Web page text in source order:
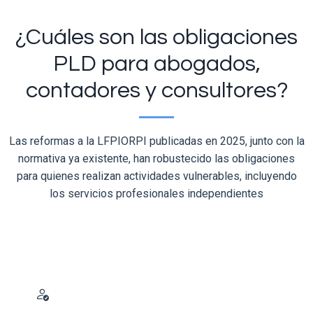
¿Cuáles son las obligaciones
PLD para abogados,
contadores y consultores?
Las reformas a la LFPIORPI publicadas en 2025, junto con la
normativa ya existente, han robustecido las obligaciones
para quienes realizan actividades vulnerables, incluyendo
los servicios profesionales independientes